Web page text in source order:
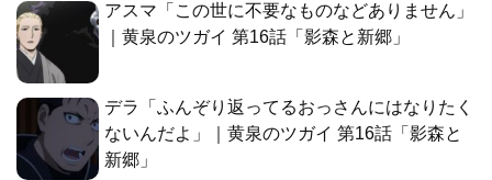
アスマ「この世に不要なものなどありません」
｜黄泉のツガイ 第16話「影森と新郷」
デラ「ふんぞり返ってるおっさんにはなりたく
ないんだよ」｜黄泉のツガイ 第16話「影森と
新郷」